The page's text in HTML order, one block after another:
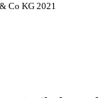
Co KG 2021